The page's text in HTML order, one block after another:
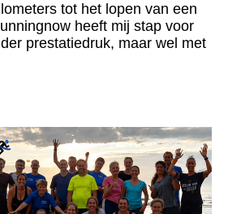
tot het lopen van een
heeft mij stap voor
prestatiedruk, maar wel met